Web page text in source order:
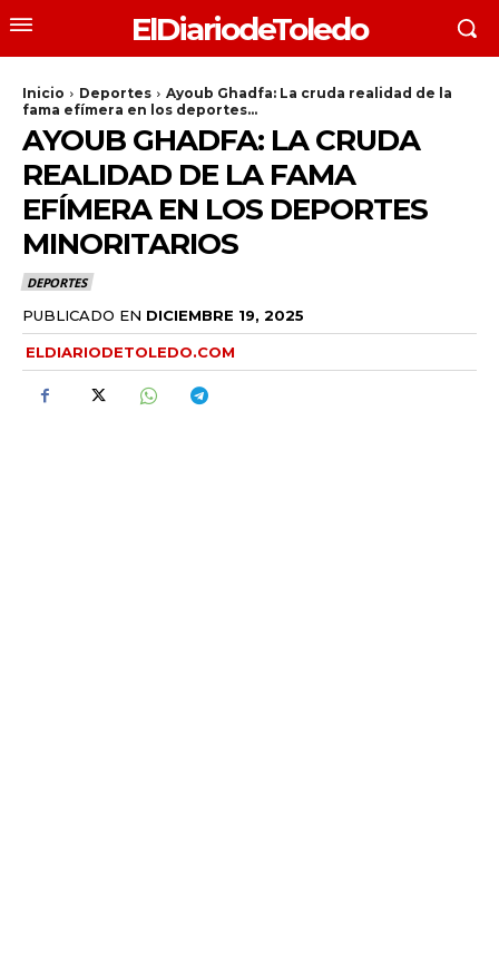
ElDiariodeToledo
Inicio Deportes
Ayoub Ghadfa: La cruda realidad de la
fama efímera en los deportes...
AYOUB GHADFA: LA CRUDA
REALIDAD DE LA FAMA
EFÍMERA EN LOS DEPORTES
MINORITARIOS
DEPORTES
PUBLICADO EN DICIEMBRE 19, 2025
ELDIARIODETOLEDO.COM